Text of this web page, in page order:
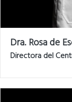
Dra. Rosa de
Directora del